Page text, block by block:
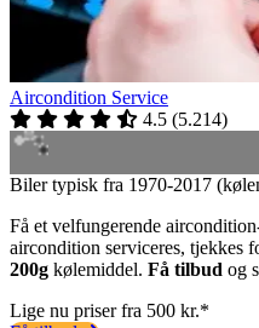
Aircondition Service
4.5 (5.214)
Biler typisk fra 1970-2017
Få et velfungerende
aircondition serviceres, tjekkes
200g kølemiddel. Få tilbud og
Lige nu priser fra 500 kr.*